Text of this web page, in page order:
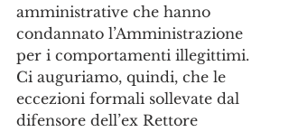
amministrative che hanno
condannato l’Amministrazione
per i comportamenti illegittimi.
Ci auguriamo, quindi, che le
eccezioni formali sollevate dal
difensore dell’ex Rettore